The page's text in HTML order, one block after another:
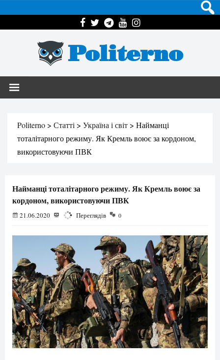
Politerno
Politerno > Статті > Україна і світ > Найманці
тоталітарного режиму. Як Кремль воює за кордоном,
використовуючи ПВК
Найманці тоталітарного режиму. Як Кремль воює за
кордоном, використовуючи ПВК
21.06.2020 1585 Переглядів 0